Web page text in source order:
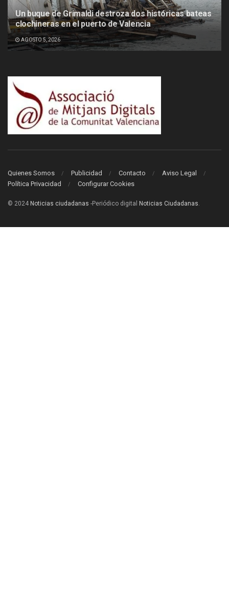
Un buque de Grimaldi destroza dos históricas bateas
clochineras en el puerto de Valencia
AGOSTO 5, 2026
Quienes Somos Publicidad Contacto
Aviso Legal
Política Privacidad
Configurar Cookies
© 2024 Noticias ciudadanas -Periódico digital Noticias Ciudadanas.